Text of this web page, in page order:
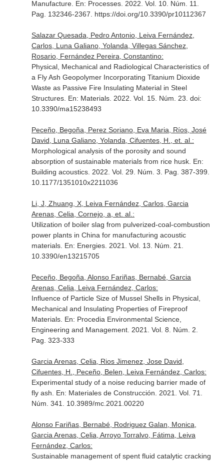
Manufacture. En: Processes. 2022. Vol. 10. Núm. 11.
Pag. 132346-2367. https://doi.org/10.3390/pr10112367
Salazar Quesada, Pedro Antonio, Leiva Fernández,
Carlos, Luna Galiano, Yolanda, Villegas Sánchez,
Rosario, Fernández Pereira, Constantino:
Physical, Mechanical and Radiological Characteristics of
a Fly Ash Geopolymer Incorporating Titanium Dioxide
Waste as Passive Fire Insulating Material in Steel
Structures. En: Materials. 2022. Vol. 15. Núm. 23. doi:
10.3390/ma15238493
Peceño, Begoña, Perez Soriano, Eva Maria, Ríos, José
David, Luna Galiano, Yolanda, Cifuentes, H., et. al.:
Morphological analysis of the porosity and sound
absorption of sustainable materials from rice husk. En:
Building acoustics. 2022. Vol. 29. Núm. 3. Pag. 387-399.
10.1177/1351010x2211036
Li, J, Zhuang, X, Leiva Fernández, Carlos, Garcia
Arenas, Celia, Cornejo, a, et. al.:
Utilization of boiler slag from pulverized-coal-combustion
power plants in China for manufacturing acoustic
materials. En: Energies. 2021. Vol. 13. Núm. 21.
10.3390/en13215705
Peceño, Begoña, Alonso Fariñas, Bernabé, Garcia
Arenas, Celia, Leiva Fernández, Carlos:
Influence of Particle Size of Mussel Shells in Physical,
Mechanical and Insulating Properties of Fireproof
Materials. En: Procedia Environmental Science,
Engineering and Management. 2021. Vol. 8. Núm. 2.
Pag. 323-333
Garcia Arenas, Celia, Rios Jimenez, Jose David,
Cifuentes, H., Peceño, Belen, Leiva Fernández, Carlos:
Experimental study of a noise reducing barrier made of
fly ash. En: Materiales de Construcción . 2021. Vol. 71.
Núm. 341. 10.3989/mc.2021.00220
Alonso Fariñas, Bernabé, Rodriguez Galan, Monica,
Garcia Arenas, Celia, Arroyo Torralvo, Fátima, Leiva
Fernández, Carlos:
Sustainable management of spent fluid catalytic cracking